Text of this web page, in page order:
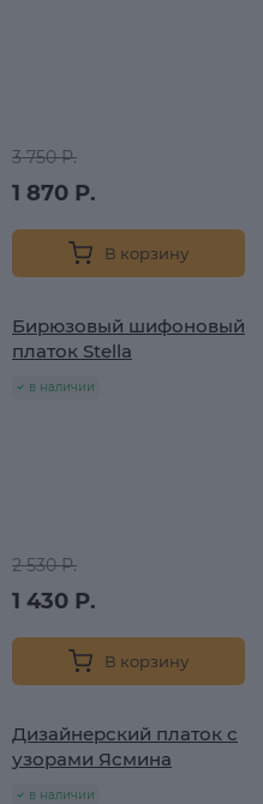
3 750 Р.
1 870 Р.
В корзину
Бирюзовый шифоновый
платок Stella
в наличии
2 530 Р.
1 430 Р.
В корзину
Дизайнерский платок с
узорами Ясмина
в наличии